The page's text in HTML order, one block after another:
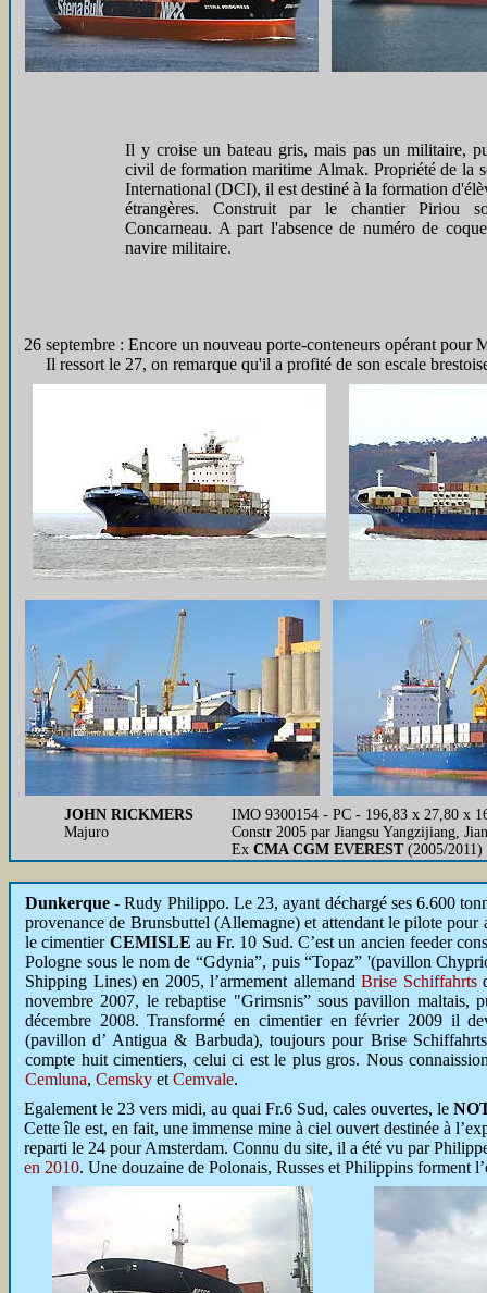
Il y croise un bateau gris, mais pas un militaire,
civil de formation maritime Almak. Propriété de la
International (DCI), il est destiné à la formation
étrangères. Construit par le chantier Piriou
Concarneau. A part l'absence de numéro de
navire militaire.
26 septembre : Encore un nouveau porte-conteneurs opérant pour
Il ressort le 27, on remarque qu'il a profité de son escale
JOHN RICKMERS
Majuro
IMO 9300154 - PC - 196,83 x 27,80 x
Constr 2005 par Jiangsu Yangzijiang,
Ex CMA CGM EVEREST(2005/
Dunkerque - Rudy Philippo. Le 23, ayant déchargé ses 6.600
provenance de Brunsbuttel (Allemagne) et attendant le pilote pour
le cimentier CEMISLE au Fr. 10 Sud. C’est un ancien feeder
Pologne sous le nom de “Gdynia”, puis “Topaz” '(pavillon
Shipping Lines) en 2005, l’armement allemand Brise Schiffahrts
novembre 2007, le rebaptise "Grimsnis” sous pavillon maltais,
décembre 2008. Transformé en cimentier en février 2009 il
(pavillon d’ Antigua & Barbuda), toujours pour Brise
compte huit cimentiers, celui ci est le plus gros. Nous
Cemluna, Cemsky et Cemvale.
Egalement le 23 vers midi, au quai Fr.6 Sud, cales ouvertes, le
Cette île est, en fait, une immense mine à ciel ouvert destinée à
reparti le 24 pour Amsterdam. Connu du site, il a été vu par
en 2010. Une douzaine de Polonais, Russes et Philippins forment